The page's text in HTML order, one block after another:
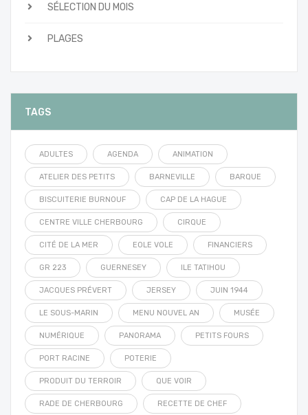
SÉLECTION DU MOIS
PLAGES
TAGS
ADULTES AGENDA ANIMATION
ATELIER DES PETITS BARNEVILLE BARQUE
BISCUITERIE BURNOUF CAP DE LA HAGUE
CENTRE VILLE CHERBOURG CIRQUE
CITÉ DE LA MER EOLE VOLE FINANCIERS
GR 223 GUERNESEY ILE TATIHOU
JACQUES PRÉVERT JERSEY JUIN 1944
LE SOUS-MARIN MENU NOUVEL AN MUSÉE
NUMÉRIQUE PANORAMA PETITS FOURS
PORT RACINE POTERIE
PRODUIT DU TERROIR QUE VOIR
RADE DE CHERBOURG RECETTE DE CHEF